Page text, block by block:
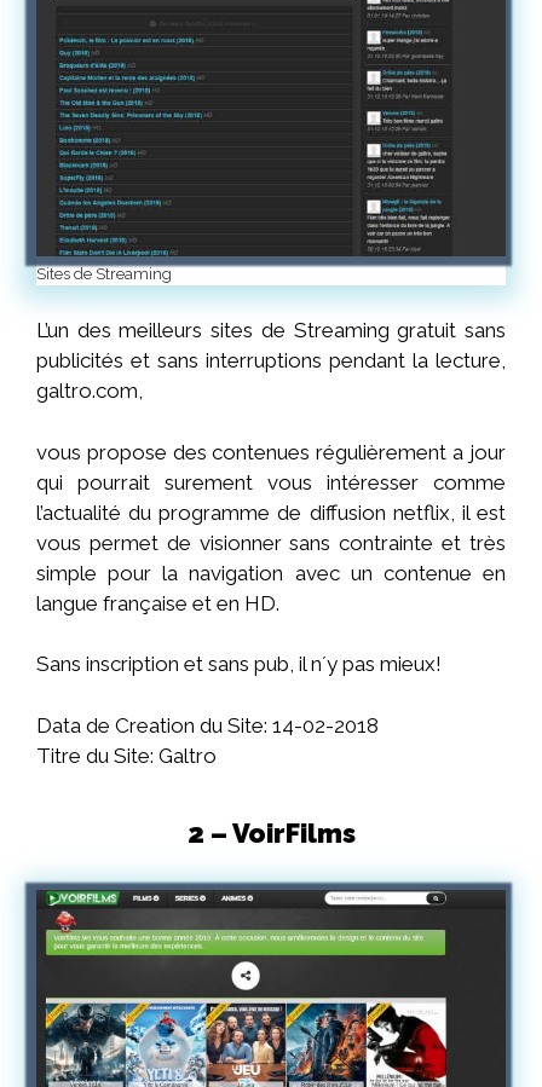
Sites de Streaming
L’un des meilleurs sites de Streaming gratuit sans
publicités et sans interruptions pendant la lecture,
galtro.com,
vous propose des contenues régulièrement a jour
qui pourrait surement vous intéresser comme
l’actualité duprogramme de diffusion netflix, il est
vous permet de visionner sans contrainte et très
simple pour la navigation avec un contenue en
langue française et en HD.
Sans inscription et sans pub, il n´y pas mieux!
Data de Creation du Site: 14-02-2018
Titre du Site: Galtro
2 – VoirFilms